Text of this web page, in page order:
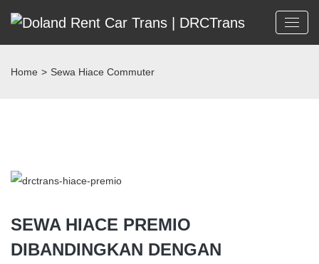
Home > Sewa Hiace Commuter
SEWA HIACE PREMIO
DIBANDINGKAN DENGAN